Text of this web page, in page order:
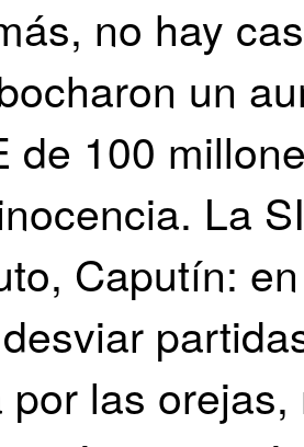
no hay
un
de 100
La
Caputín:
por las